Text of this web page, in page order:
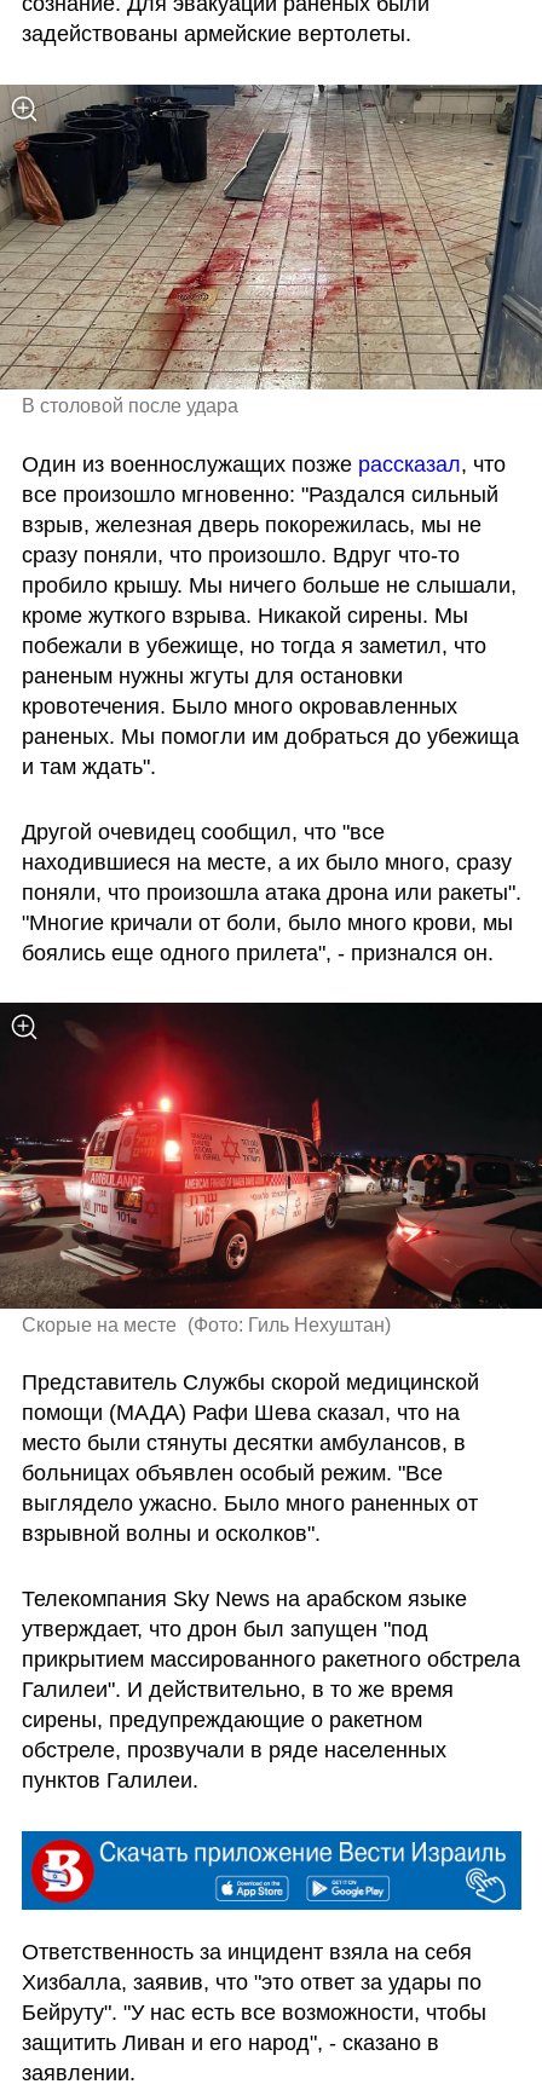
задействованы армейские вертолеты.
В столовой после удара
Один из военнослужащих позже рассказал, что
все произошло мгновенно: "Раздался сильный
взрыв, железная дверь покорежилась, мы не
сразу поняли, что произошло. Вдруг что-то
пробило крышу. Мы ничего больше не слышали,
кроме жуткого взрыва. Никакой сирены. Мы
побежали в убежище, но тогда я заметил, что
раненым нужны жгуты для остановки
кровотечения. Было много окровавленных
раненых. Мы помогли им добраться до убежища
и там ждать".
Другой очевидец сообщил, что "все
находившиеся на месте, а их было много, сразу
поняли, что произошла атака дрона или ракеты".
"Многие кричали от боли, было много крови, мы
боялись еще одного прилета", - признался он.
Скорые на месте (Фото: Гиль Нехуштан)
Представитель Службы скорой медицинской
помощи (МАДА) Рафи Шева сказал, что на
место были стянуты десятки амбулансов, в
больницах объявлен особый режим. "Все
выглядело ужасно. Было много раненных от
взрывной волны и осколков".
Телекомпания Sky News на арабском языке
утверждает, что дрон был запущен "под
прикрытием массированного ракетного обстрела
Галилеи". И действительно, в то же время
сирены, предупреждающие о ракетном
обстреле, прозвучали в ряде населенных
пунктов Галилеи.
Ответственность за инцидент взяла на себя
Хизбалла, заявив, что "это ответ за удары по
Бейруту". "У нас есть все возможности, чтобы
защитить Ливан и его народ", - сказано в
заявлении.